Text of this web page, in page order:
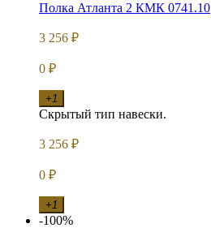
Полка Атланта 2 КМК 0741.10
3 256 ₽
0 ₽
+1
Скрытый тип навески.
3 256 ₽
0 ₽
+1
-100%